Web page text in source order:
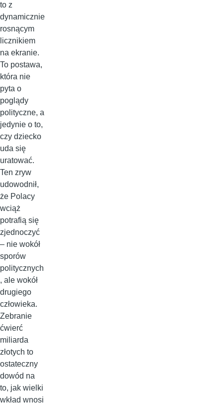
to z
dynamicznie
rosnącym
licznikiem
na ekranie.
To postawa,
która nie
pyta o
poglądy
polityczne, a
jedynie o to,
czy dziecko
uda się
uratować.
Ten zryw
udowodnił,
że Polacy
wciąż
potrafią się
zjednoczyć
– nie wokół
sporów
politycznych
, ale wokół
drugiego
człowieka.
Zebranie
ćwierć
miliarda
złotych to
ostateczny
dowód na
to, jak wielki
wkład wnosi